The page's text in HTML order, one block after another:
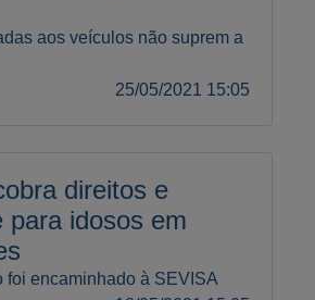
aos veículos não suprem a
25/05/2021 15:05
direitos e
para idosos em
foi encaminhado à SEVISA